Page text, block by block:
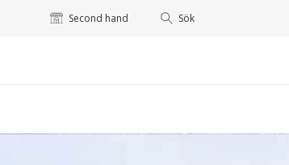
Second hand Sök